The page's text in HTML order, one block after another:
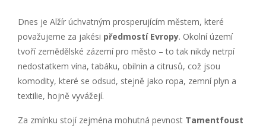
Dnes je Alžír úchvatným prosperujícím městem, které
považujeme za jakési předmostí Evropy. Okolní území
tvoří zemědělské zázemí pro město – to tak nikdy netrpí
nedostatkem vína, tabáku, obilnin a citrusů, což jsou
komodity, které se odsud, stejně jako ropa, zemní plyn a
textilie, hojně vyvážejí.
Za zmínku stojí zejména mohutná pevnost Tamentfoust